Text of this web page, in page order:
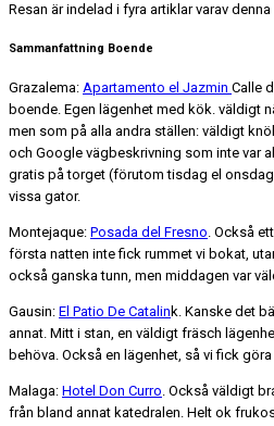
Resan är indelad i fyra artiklar varav
Sammanfattning Boende
Grazalema: Apartamento el Jazmin Calle
boende. Egen lägenhet med kök. väldigt
men som på alla andra ställen: väldigt
och Google vägbeskrivning som inte var
gratis på torget (förutom tisdag el
vissa gator.
Montejaque: Posada del Fresno. Också
första natten inte fick rummet vi bokat,
också ganska tunn, men middagen var
Gausin: El Patio De Catalin k. Kanske det
annat. Mitt i stan, en väldigt fräsch
behöva. Också en lägenhet, så vi fick
Malaga: Hotel Don Curro. Också väldigt
från bland annat katedralen. Helt ok